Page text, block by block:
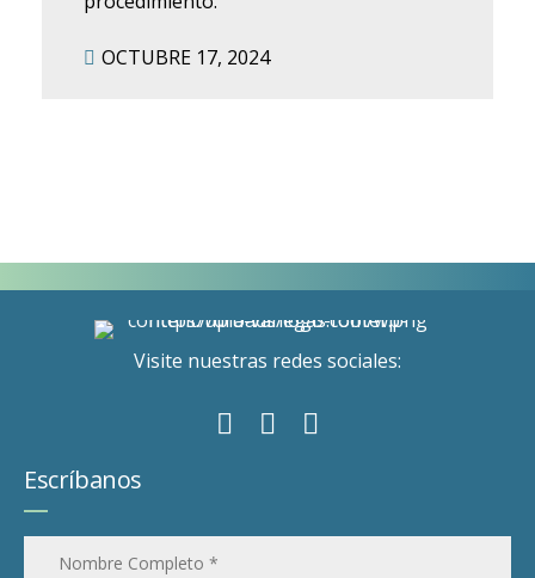
OCTUBRE 17, 2024
Visite nuestras redes sociales:
Escríbanos